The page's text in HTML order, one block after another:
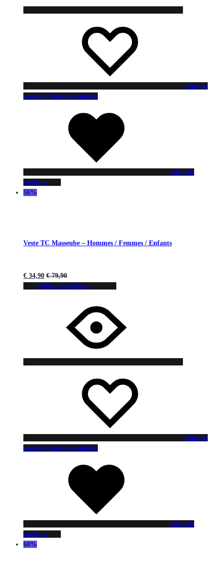
Liste de
souhaits Liste de souhaits
Liste de
souhaits
56%
Veste TC Masseube – Hommes / Femmes / Enfants
€ 34,90 €79,90
Choix des options
Liste de
souhaits Liste de souhaits
Liste de
souhaits
60%